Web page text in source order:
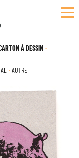
À DESSIN
AUTRE